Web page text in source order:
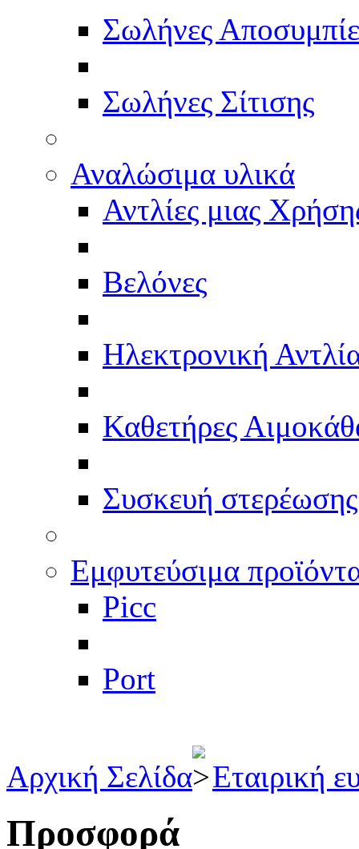
Σωλήνες
Σωλήνες Σίτισης
Αναλώσιμα υλικά
Αντλίες μιας
Βελόνες
Ηλεκτρονική
Καθετήρες
Συσκευή
Εμφυτεύσιμα
Picc
Port
Αρχική Σελίδα Εταιρική
Προσφορά